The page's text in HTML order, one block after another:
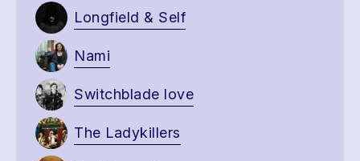
Longfield & Self
Nami
Switchblade love
The Ladykillers